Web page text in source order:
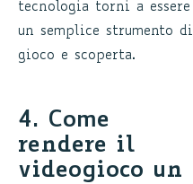
tecnologia torni a essere
un semplice strumento di
gioco e scoperta.
4. Come
rendere il
videogioco un